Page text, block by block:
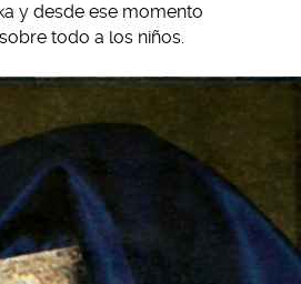
y desde ese momento
todo a los niños.